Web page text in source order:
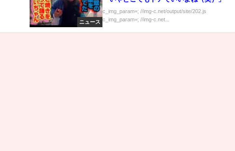
ニュース
c_img_param=; //img-c.net/output/site/202.js
c_img_param=; //img-c.net...